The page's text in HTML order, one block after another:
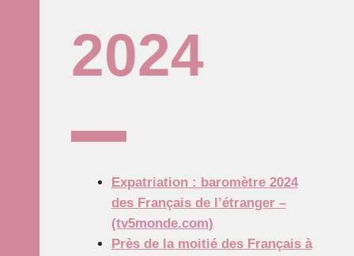
2024
Expatriation : baromètre 2024
des Français de l’étranger –
(tv5monde.com)
Près de la moitié des Français à